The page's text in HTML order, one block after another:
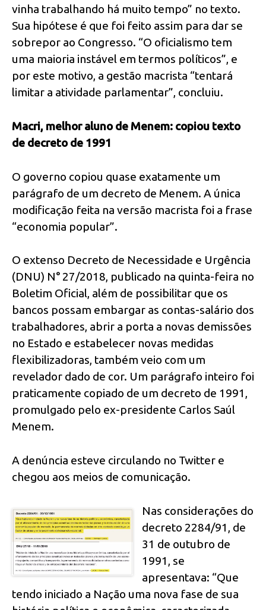
vinha trabalhando há muito tempo” no texto.
Sua hipótese é que foi feito assim para dar se
sobrepor ao Congresso. “O oficialismo tem
uma maioria instável em termos políticos”, e
por este motivo, a gestão macrista “tentará
limitar a atividade parlamentar”, concluiu.
Macri, melhor aluno de Menem: copiou texto
de decreto de 1991
O governo copiou quase exatamente um
parágrafo de um decreto de Menem. A única
modificação feita na versão macrista foi a frase
“economia popular”.
O extenso Decreto de Necessidade e Urgência
(DNU) N° 27/2018, publicado na quinta-feira no
Boletim Oficial, além de possibilitar que os
bancos possam embargar as contas-salário dos
trabalhadores, abrir a porta a novas demissões
no Estado e estabelecer novas medidas
flexibilizadoras, também veio com um
revelador dado de cor. Um parágrafo inteiro foi
praticamente copiado de um decreto de 1991,
promulgado pelo ex-presidente Carlos Saúl
Menem.
A denúncia esteve circulando no Twitter e
chegou aos meios de comunicação.
Nas considerações do
decreto 2284/91, de
31 de outubro de
1991, se
apresentava: “Que
tendo iniciado a Nação uma nova fase de sua